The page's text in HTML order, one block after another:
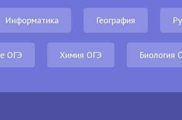
Информатика География
ОГЭ Химия ОГЭ Биология